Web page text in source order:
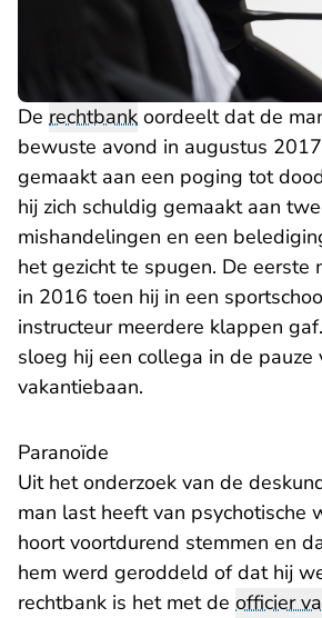
De rechtbank oordeelt dat de
bewuste avond in augustus
gemaakt aan een poging tot
hij zich schuldig gemaakt aan
mishandelingen en een
het gezicht te spugen. De eerste
in 2016 toen hij in een
instructeur meerdere klappen
sloeg hij een collega in de pauze
vakantiebaan.
Paranoïde
Uit het onderzoek van de
man last heeft van psychotische
hoort voortdurend stemmen en
hem werd geroddeld of dat hij
rechtbank is het met de officier